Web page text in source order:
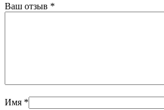
Ваш отзыв *
Имя *